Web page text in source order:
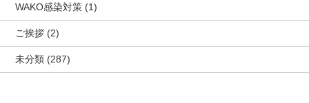
WAKO感染対策 (1)
ご挨拶 (2)
未分類 (287)